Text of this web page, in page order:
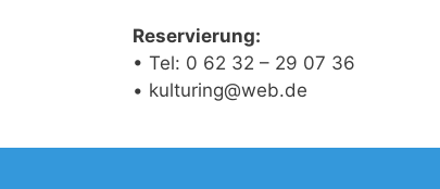
Reservierung:
• Tel: 0 62 32 – 29 07 36
• kulturing@web.de